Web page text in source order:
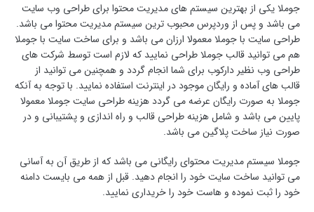
جوملا یکی از بهترین سیستم های مدیریت محتوا برای طراحی وب سایت
می باشد و پس از وردپرس محبوب ترین سیستم مدیریت محتوا می باشد.
طراحی سایت با جوملا معمولا ارزان می باشد و برای ساخت سایت با جوملا
هم می توانید قالب جوملا طراحی نمایید که لازم است توسط شرکت های
طراحی وب نظیر دارکوب برای شما انجام گردد و همچنین می توانید از
قالب های آماده و رایگان موجود در اینترنت استفاده نمایید. با توجه به آنکه
جوملا به صورت رایگان عرضه می گردد هزینه طراحی سایت جوملا معمولا
پایین می باشد و شامل هزینه طراحی قالب و راه اندازی و پشتیبانی و در
صورت نیاز ساخت پلاگین می باشد.
جوملا سیستم مدیریت محتوای رایگانی می باشد که از طریق آن به آسانی
می توانید ساخت سایت خود را انجام دهید. قبل از همه می بایست دامنه
خود را ثبت نموده و هاست خود را خریداری نمایید.